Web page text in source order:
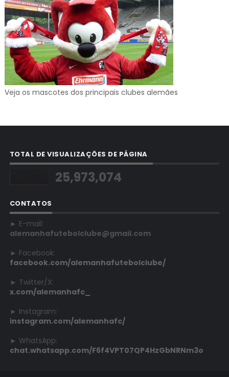
Veja os mascotes dos principais clubes alemães
TOTAL DE VISUALIZAÇÕES DE PÁGINA
25,973,074
CONTATOS
► E-mail:
alemanhafutebolclube@gmail.com
► Facebook:
facebook.com/alemanhafutebolclube/
► Twitter/X:
x.com/alemanhafc_
► Instagram:
instagram.com/alemanhafc/
► WhatsApp:
chat.whatsapp.com/F6f4VPT07QP4HzGbNRNm3o